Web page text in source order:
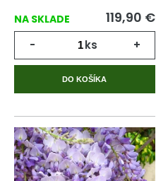
NA SKLADE 119,90 €
- ks +
DO KOŠÍKA